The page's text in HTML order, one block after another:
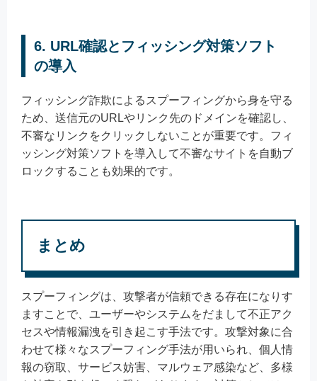
6. URL確認とフィッシング対策ソフト
の導入
フィッシング詐欺によるスプーフィングから身を守る
ため、送信元のURLやリンク先のドメインを確認し、
不審なリンクをクリックしないことが重要です。フィ
ッシング対策ソフトを導入して不審なサイトを自動ブ
ロックすることも効果的です。
まとめ
スプーフィングは、攻撃者が信頼できる存在になりす
ますことで、ユーザーやシステムをだまして不正アク
セスや情報漏洩を引き起こす手法です。攻撃対象に合
わせて様々なスプーフィング手法が用いられ、個人情
報の窃取、サービス妨害、マルウェア感染など、多様